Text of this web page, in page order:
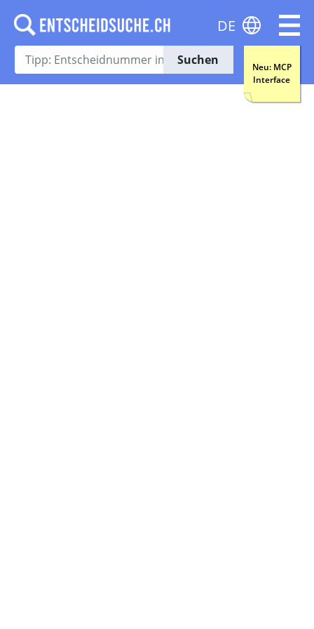
Suchen
Neu: MCP
Interface
DE